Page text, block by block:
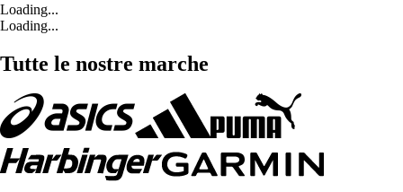
Loading...
Loading...
Tutte le nostre marche